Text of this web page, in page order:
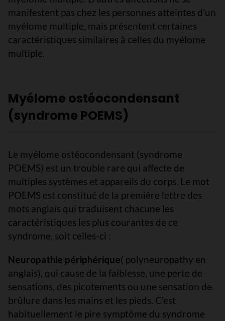
manifestent pas chez les personnes atteintes d’un
myélome multiple, mais présentent certaines
caractéristiques similaires à celles du myélome
multiple.
Myélome ostéocondensant
(syndrome POEMS)
Le myélome ostéocondensant (syndrome
POEMS) est un trouble rare qui affecte de
multiples systèmes et appareils du corps. Le mot
POEMS est constitué de la première lettre des
mots anglais qui traduisent chacune les
caractéristiques les plus courantes de ce
syndrome, soit celles-ci :
Neuropathie périphérique( polyneuropathy en
anglais), qui cause de la faiblesse, une perte de
sensations, des picotements ou une sensation de
brûlure dans les mains et les pieds. C’est
habituellement le pire symptôme du syndrome